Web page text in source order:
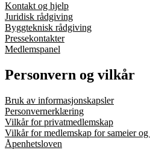
Kontakt og hjelp
Juridisk rådgiving
Byggteknisk rådgiving
Pressekontakter
Medlemspanel
Personvern og vilkår
Bruk av informasjonskapsler
Personvernerklæring
Vilkår for privatmedlemskap
Vilkår for medlemskap for sameier og
Åpenhetsloven